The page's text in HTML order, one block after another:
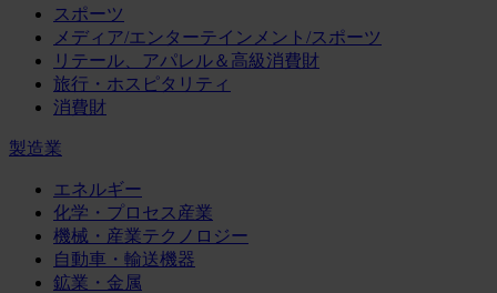
スポーツ
メディア/エンターテインメント/スポーツ
リテール、アパレル＆高級消費財
旅行・ホスピタリティ
消費財
製造業
エネルギー
化学・プロセス産業
機械・産業テクノロジー
自動車・輸送機器
鉱業・金属